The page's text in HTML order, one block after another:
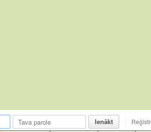
Ienākt